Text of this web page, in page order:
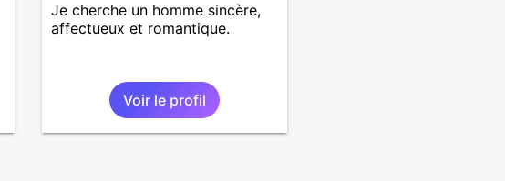
Je cherche un homme sincère,
affectueux et romantique.
Voir le profil